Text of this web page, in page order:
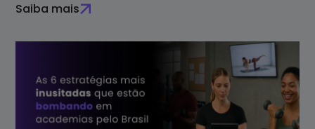
Saiba mais